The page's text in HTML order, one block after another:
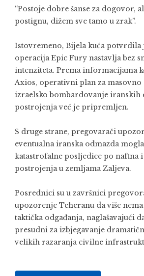
“Postoje dobre šanse za dogovor,
postignu, dižem sve tamo u zrak”.
Istovremeno, Bijela kuća potvrdila
operacija Epic Fury nastavlja bez
intenziteta. Prema informacijama
Axios, operativni plan za masovno
izraelsko bombardovanje iranskih
postrojenja već je pripremljen.
S druge strane, pregovarači
eventualna iranska odmazda
katastrofalne posljedice po naftna
postrojenja u zemljama Zaljeva.
Posrednici su u završnici
upozorenje Teheranu da više
taktička odgađanja, naglašavajući
presudni za izbjegavanje
velikih razaranja civilne